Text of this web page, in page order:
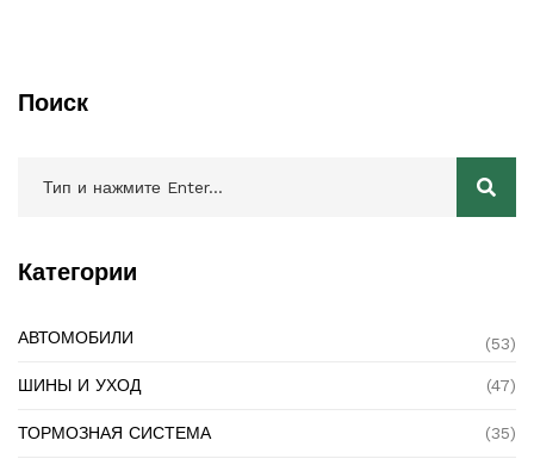
Поиск
Категории
АВТОМОБИЛИ (53)
ШИНЫ И УХОД (47)
ТОРМОЗНАЯ СИСТЕМА (35)